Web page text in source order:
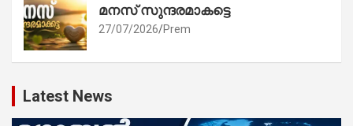
മനസ് സുന്ദരമാകട്ടെ
27/07/2026 Prem
Latest News